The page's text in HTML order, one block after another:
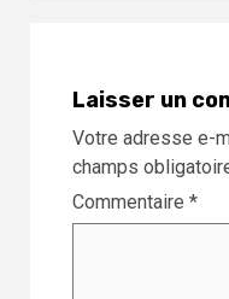
Laisser un
Votre adresse e-
champs
Commentaire *